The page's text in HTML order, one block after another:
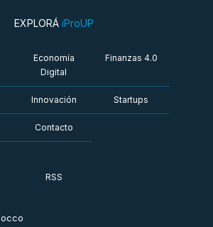
EXPLORÁ iProUP
Economía
Digital
Finanzas 4.0
Innovación Startups
Contacto
RSS